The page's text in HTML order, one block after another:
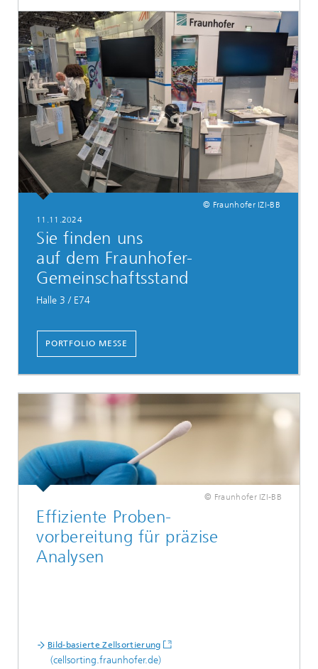
© Fraunhofer IZI-BB
11.11.2024
Sie finden uns
auf dem Fraunhofer-
Gemeinschaftsstand
Halle 3 / E74
PORTFOLIO MESSE
© Fraunhofer IZI-BB
Effiziente Proben-
vorbereitung für präzise
Analysen
Bild-basierte Zellsortierung
(cellsorting.fraunhofer.de)